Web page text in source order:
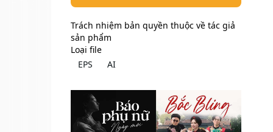
Trách nhiệm bản quyền thuộc về tác giả
sản phẩm
Loại file
EPS
AI